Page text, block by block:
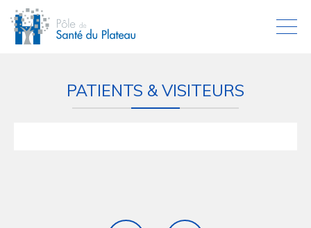
PATIENTS & VISITEURS